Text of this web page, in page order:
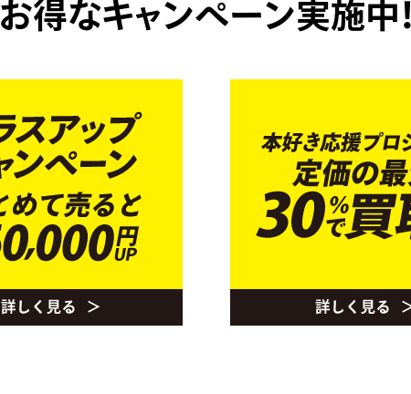
お得なキャンペーン実施中